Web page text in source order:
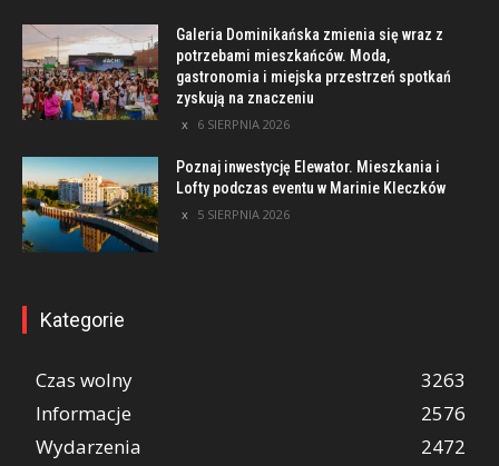
Galeria Dominikańska zmienia się wraz z
potrzebami mieszkańców. Moda,
gastronomia i miejska przestrzeń spotkań
zyskują na znaczeniu
6 SIERPNIA 2026
Poznaj inwestycję Elewator. Mieszkania i
Lofty podczas eventu w Marinie Kleczków
5 SIERPNIA 2026
Kategorie
Czas wolny
3263
Informacje
2576
Wydarzenia
2472